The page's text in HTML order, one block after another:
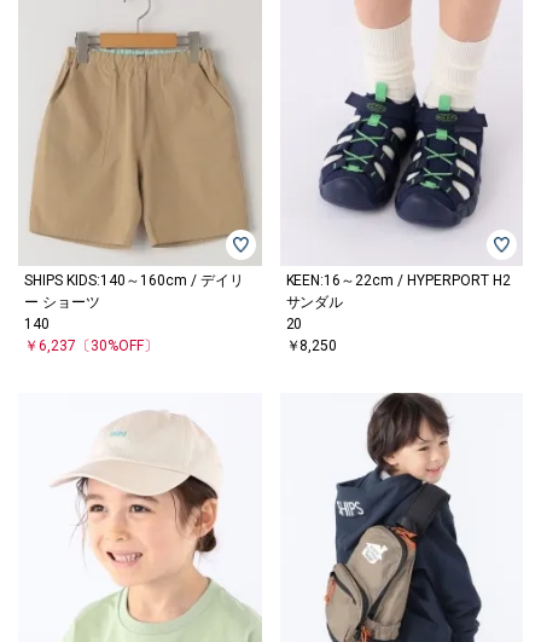
SHIPS KIDS:140～160cm / デイリ
ー ショーツ
140
￥6,237 〔30%OFF〕
KEEN:16～22cm / HYPERPORT H2
サンダル
20
￥8,250